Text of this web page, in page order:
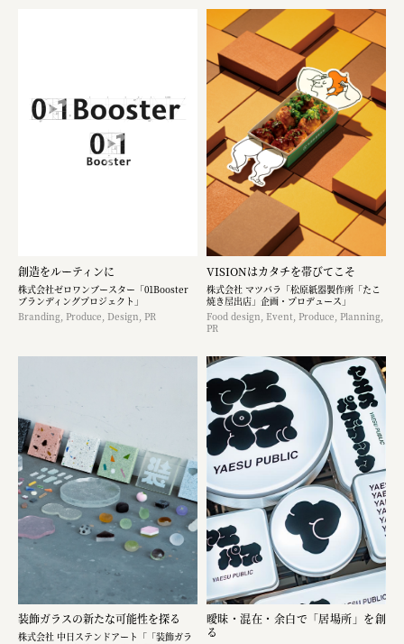
創造をルーティンに
株式会社ゼロワンブースター「01Booster
ブランディングプロジェクト」
Branding, Produce, Design, PR
VISIONはカタチを帯びてこそ
株式会社 マツバラ「松原紙器製作所「たこ
焼き屋出店」企画・プロデュース」
Food design, Event, Produce, Planning,
PR
装飾ガラスの新たな可能性を探る
株式会社 中日ステンドアート「「装飾ガラ
曖昧・混在・余白で「居場所」を創
る